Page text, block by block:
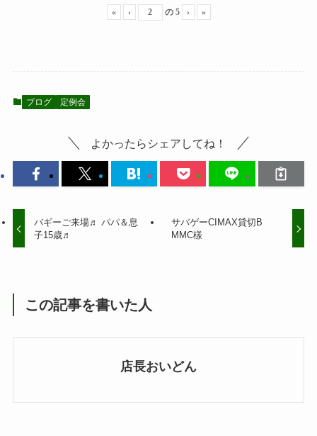
« ‹ の 5 › »
ブログ 定例会
よかったらシェアしてね！
バギーご来場♬ パパ＆息
子15歳♬
サバゲーCIMAX貸切B
MMC樣
この記事を書いた人
店長おいどん